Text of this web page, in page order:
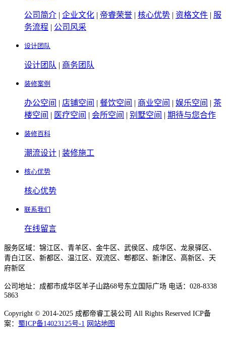
公司简介 | 企业文化 | 帝睿荣誉 | 核心优势 | 资格文件 | 服
务流程 | 公司风采
设计团队
设计团队 | 商务团队
装修案例
办公空间 | 店铺空间 | 餐饮空间 | 商业空间 | 娱乐空间 | 茶
楼空间 | 医疗空间 | 会所空间 | 别墅空间 | 期待与您合作
装修百科
潮流设计 | 装修施工
核心优势
核心优势
联系我们
在线留言
服务区域：锦江区、青羊区、金牛区、武侯区、成华区、龙泉驿区、
青白江区、新都区、温江区、双流区、郫都区、新津区、高新区、天
府新区
公司地址：成都市成华区羊子山路68号东立国际广场 电话：028-8338
5863
Copyright © 2014-2025 成都帝睿工装公司 All Rights Reserved ICP备
案： 蜀ICP备14023125号-1 网站地图